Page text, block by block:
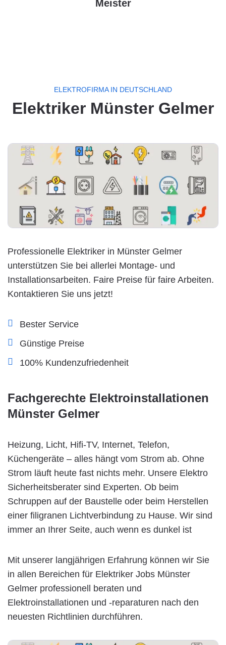
Meister
ELEKTROFIRMA IN DEUTSCHLAND
Elektriker Münster Gelmer
Professionelle Elektriker in Münster Gelmer
unterstützen Sie bei allerlei Montage- und
Installationsarbeiten. Faire Preise für faire Arbeiten.
Kontaktieren Sie uns jetzt!
Bester Service
Günstige Preise
100% Kundenzufriedenheit
Fachgerechte Elektroinstallationen
Münster Gelmer
Heizung, Licht, Hifi-TV, Internet, Telefon,
Küchengeräte – alles hängt vom Strom ab. Ohne
Strom läuft heute fast nichts mehr. Unsere Elektro
Sicherheitsberater sind Experten. Ob beim
Schruppen auf der Baustelle oder beim Herstellen
einer filigranen Lichtverbindung zu Hause. Wir sind
immer an Ihrer Seite, auch wenn es dunkel ist
Mit unserer langjährigen Erfahrung können wir Sie
in allen Bereichen für Elektriker Jobs Münster
Gelmer professionell beraten und
Elektroinstallationen und -reparaturen nach den
neuesten Richtlinien durchführen.